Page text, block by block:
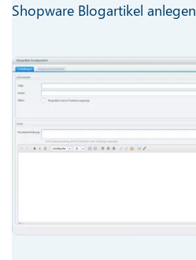
Shopware Blogartikel anlegen